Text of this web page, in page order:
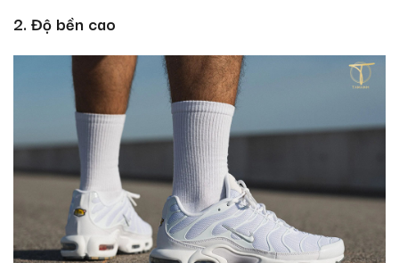
2. Độ bền cao